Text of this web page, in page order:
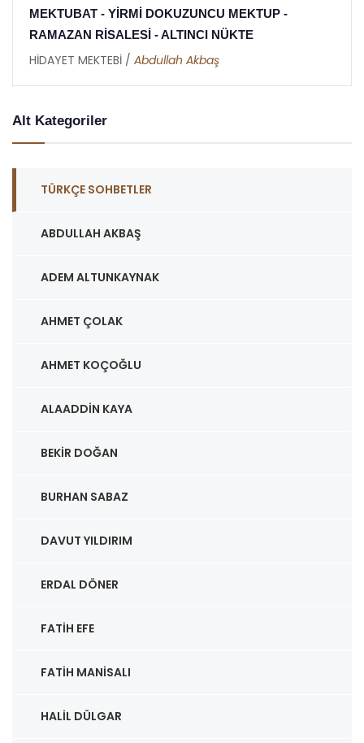
MEKTUBAT - YİRMİ DOKUZUNCU MEKTUP -
RAMAZAN RİSALESİ - ALTINCI NÜKTE
HİDAYET MEKTEBİ / Abdullah Akbaş
Alt Kategoriler
TÜRKÇE SOHBETLER
ABDULLAH AKBAŞ
ADEM ALTUNKAYNAK
AHMET ÇOLAK
AHMET KOÇOĞLU
ALAADDIN KAYA
BEKIR DOĞAN
BURHAN SABAZ
DAVUT YILDIRIM
ERDAL DÖNER
FATIH EFE
FATIH MANISALI
HALIL DÜLGAR